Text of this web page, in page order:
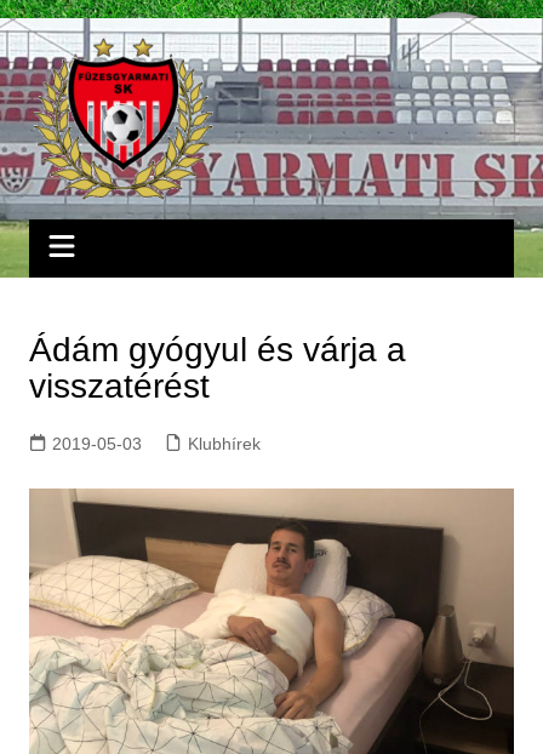
Skip
to
content
Ádám gyógyul és várja a
visszatérést
2019-05-03 Klubhírek